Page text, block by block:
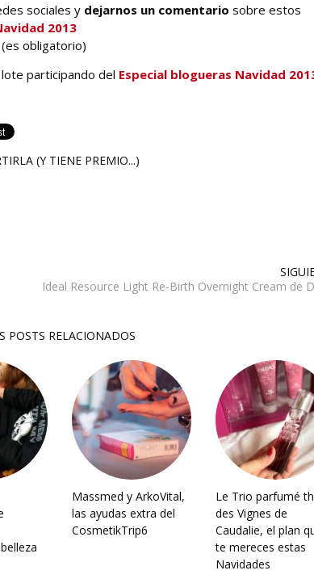
sociales y dejarnos un comentario sobre estos
2013
(es obligatorio)
participando del Especial blogueras Navidad
(Y TIENE PREMIO...)
Ideal Resource Light Re-Birth Overnight Cream de
POSTS RELACIONADOS
Massmed y ArkoVital,
las ayudas extra del
CosmetikTrip6
Le Trio parfumé
des Vignes de
Caudalie, el plan
te mereces estas
Navidades